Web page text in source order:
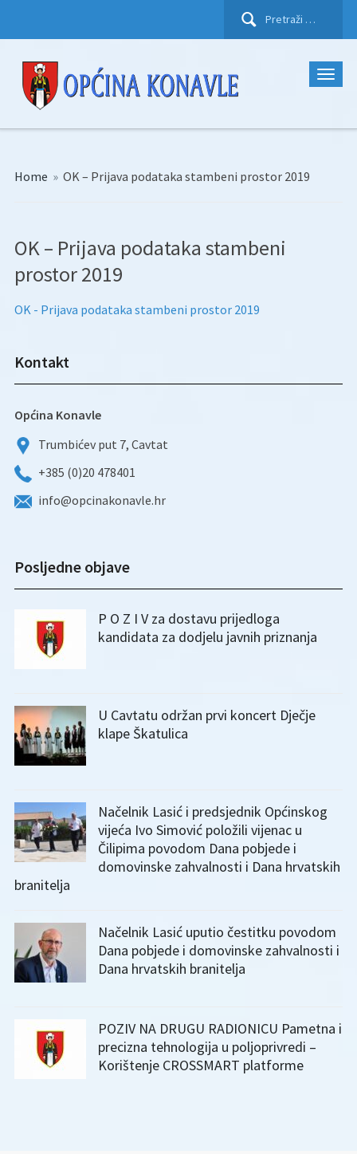
Pretraži:
Home » OK – Prijava podataka stambeni prostor 2019
OK – Prijava podataka stambeni
prostor 2019
OK - Prijava podataka stambeni prostor 2019
Kontakt
Općina Konavle
Trumbićev put 7, Cavtat
+385 (0)20 478401
info@opcinakonavle.hr
Posljedne objave
P O Z I V za dostavu prijedloga
kandidata za dodjelu javnih priznanja
U Cavtatu održan prvi koncert Dječje
klape Škatulica
Načelnik Lasić i predsjednik Općinskog
vijeća Ivo Simović položili vijenac u
Čilipima povodom Dana pobjede i
domovinske zahvalnosti i Dana hrvatskih
branitelja
Načelnik Lasić uputio čestitku povodom
Dana pobjede i domovinske zahvalnosti i
Dana hrvatskih branitelja
POZIV NA DRUGU RADIONICU Pametna i
precizna tehnologija u poljoprivredi –
Korištenje CROSSMART platforme